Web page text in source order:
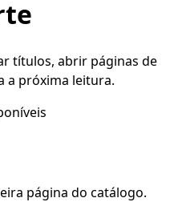
títulos, abrir páginas de
a próxima leitura.
página do catálogo.